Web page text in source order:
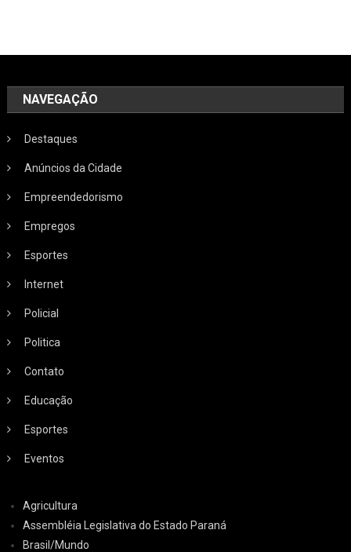
NAVEGAÇÃO
Destaques
Anúncios da Cidade
Empreendedorismo
Empregos
Esportes
Internet
Policial
Politica
Contato
Educação
Esportes
Eventos
Agricultura
Assembléia Legislativa do Estado Paraná
Brasil/Mundo